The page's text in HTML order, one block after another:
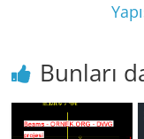
Bunları